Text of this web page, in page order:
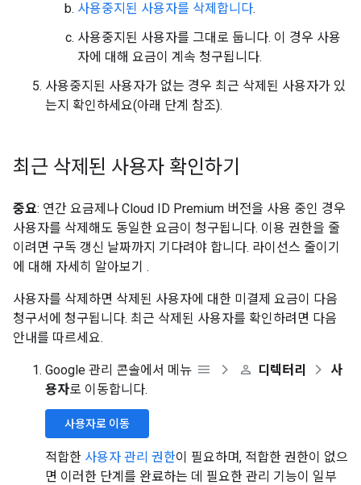
사용중지된 사용자를 삭제합니다.
사용중지된 사용자를 그대로 둡니다. 이 경우 사용
자에 대해 요금이 계속 청구됩니다.
사용중지된 사용자가 없는 경우 최근 삭제된 사용자가 있
는지 확인하세요(아래 단계 참조).
최근 삭제된 사용자 확인하기
중요: 연간 요금제나 Cloud ID Premium 버전을 사용 중인 경우
사용자를 삭제해도 동일한 요금이 청구됩니다. 이용 권한을 줄
이려면 구독 갱신 날짜까지 기다려야 합니다. 라이선스 줄이기
에 대해 자세히 알아보기 .
사용자를 삭제하면 삭제된 사용자에 대한 미결제 요금이 다음
청구서에 청구됩니다. 최근 삭제된 사용자를 확인하려면 다음
안내를 따르세요.
Google 관리 콘솔에서 메뉴 디렉터리
사
용자로 이동합니다.
사용자로 이동
적합한 사용자 관리 권한이 필요하며, 적합한 권한이 없으
면 이러한 단계를 완료하는 데 필요한 관리 기능이 일부